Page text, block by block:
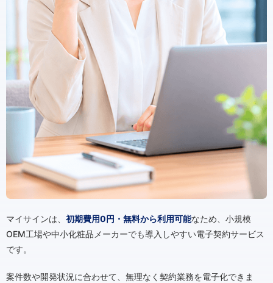
マイサインは、 初期費用0円・無料から利用可能なため、小規模
OEM工場や中小化粧品メーカーでも導入しやすい電子契約サービス
です。
案件数や開発状況に合わせて、無理なく契約業務を電子化できま